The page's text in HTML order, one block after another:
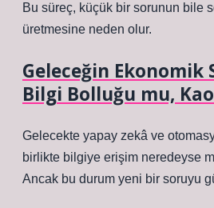
Bu süreç, küçük bir sorunun bile
üretmesine neden olur.
Geleceğin Ekonomik
Bilgi Bolluğu mu,
Gelecekte yapay zekâ ve
birlikte bilgiye erişim neredeyse
Ancak bu durum yeni bir soruyu